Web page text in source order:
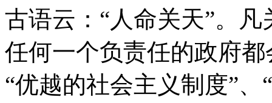
古语云：“人命关天”。
任何一个负责任的政府
“优越的社会主义制度”